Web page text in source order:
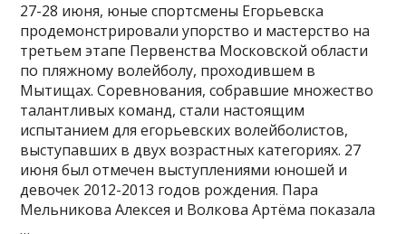
27-28 июня, юные спортсмены Егорьевска
продемонстрировали упорство и мастерство на
третьем этапе Первенства Московской области
по пляжному волейболу, проходившем в
Мытищах. Соревнования, собравшие множество
талантливых команд, стали настоящим
испытанием для егорьевских волейболистов,
выступавших в двух возрастных категориях. 27
июня был отмечен выступлениями юношей и
девочек 2012-2013 годов рождения. Пара
Мельникова Алексея и Волкова Артёма показала
…